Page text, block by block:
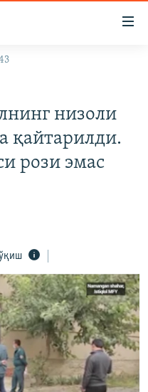
низоли
қайтарилди.
рози эмас